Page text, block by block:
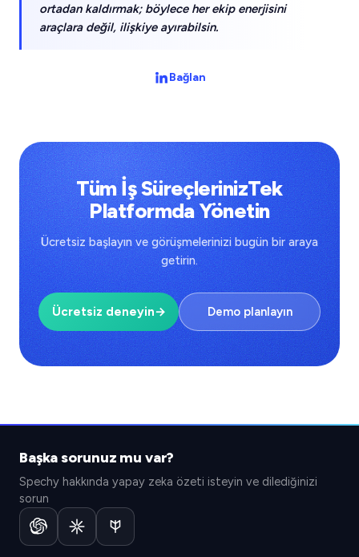
ortadan kaldırmak; böylece her ekip enerjisini
araçlara değil, ilişkiye ayırabilsin.
Bağlan
Tüm İş SüreçlerinizTek
Platformda Yönetin
Ücretsiz başlayın ve görüşmelerinizi bugün bir araya
getirin.
Ücretsiz deneyin→ Demo planlayın
Başka sorunuz mu var?
Spechy hakkında yapay zeka özeti isteyin ve dilediğinizi
sorun